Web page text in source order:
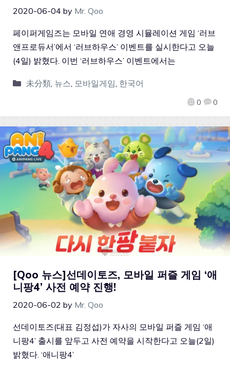
2020-06-04 by Mr. Qoo
0 0
페이퍼게임즈는 모바일 연애 경영 시뮬레이션 게임 ‘러브
앤프로듀서’에서 ‘러브하우스’ 이벤트를 실시한다고 오늘
(4일) 밝혔다. 이번 ‘러브하우스’ 이벤트에서는
未分類, 뉴스 모바일게임 한국어
[Qoo 뉴스]선데이토즈, 모바일 퍼즐 게임 ‘애
니팡4’ 사전 예약 진행!
2020-06-02 by Mr. Qoo
선데이토즈(대표 김정섭)가 자사의 모바일 퍼즐 게임 ‘애
니팡4’ 출시를 앞두고 사전 예약을 시작한다고 오늘(2일)
밝혔다. ‘애니팡4’